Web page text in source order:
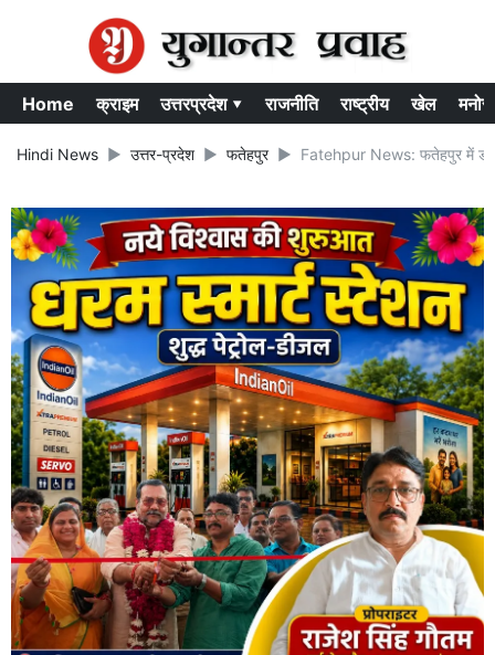
Home क्राइम उत्तरप्रदेश ▾ राजनीति राष्ट्रीय खेल
Hindi News उत्तर-प्रदेश फतेहपुर Fatehpur News: फतेहपुर में